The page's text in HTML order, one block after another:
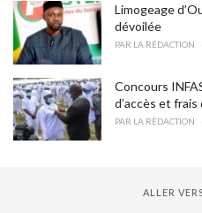
Limogeage
dévoilée
PAR LA RÉDACTION
Concours
d’accès et
PAR LA RÉDACTION
ALLER